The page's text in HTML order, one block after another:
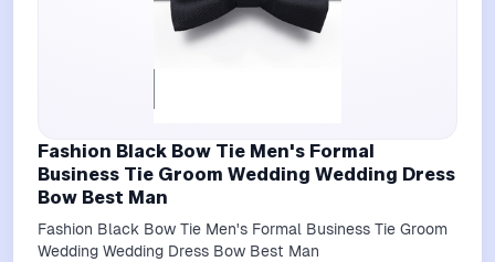
Fashion Black Bow Tie Men's Formal
Business Tie Groom Wedding Wedding Dress
Bow Best Man
Fashion Black Bow Tie Men's Formal Business Tie Groom
Wedding Wedding Dress Bow Best Man